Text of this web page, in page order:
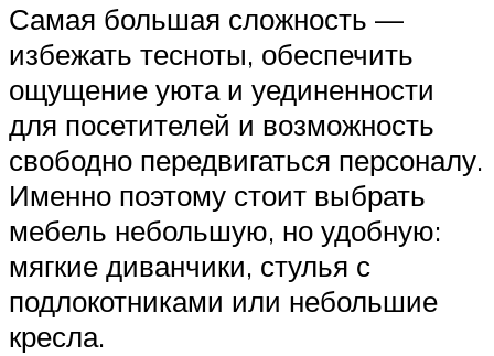
Самая большая сложность —
избежать тесноты, обеспечить
ощущение уюта и уединенности
для посетителей и возможность
свободно передвигаться персоналу.
Именно поэтому стоит выбрать
мебель небольшую, но удобную:
мягкие диванчики, стулья с
подлокотниками или небольшие
кресла.